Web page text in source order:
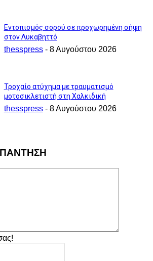
Εντοπισμός σορού σε προχωρημένη σήψη
στον Λυκαβηττό
thesspress - 8 Αυγούστου 2026
Τροχαίο ατύχημα με τραυματισμό
μοτοσικλετιστή στη Χαλκιδική
thesspress - 8 Αυγούστου 2026